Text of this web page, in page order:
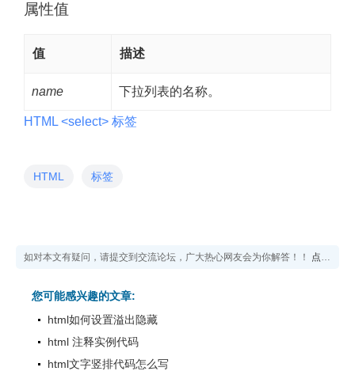
属性值
值 描述
name 下拉列表的名称。
HTML <select> 标签
HTML 标签
如对本文有疑问，请提交到交流论坛，广大热心网友会为你解答！！ 点击进入论坛
您可能感兴趣的文章:
html如何设置溢出隐藏
html 注释实例代码
html文字竖排代码怎么写